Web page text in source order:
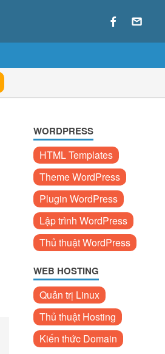
WORDPRESS
HTML Templates
Theme WordPress
Plugin WordPress
Lập trình WordPress
Thủ thuật WordPress
WEB HOSTING
Quản trị Linux
Thủ thuật Hosting
Kiến thức Domain